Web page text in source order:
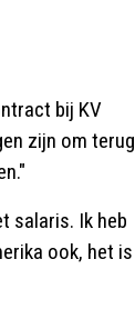
bij KV
zijn om terug
salaris. Ik heb
ook, het is